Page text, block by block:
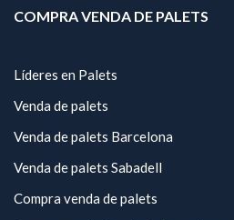
COMPRA VENDA DE PALETS
Líderes en Palets
Venda de palets
Venda de palets Barcelona
Venda de palets Sabadell
Compra venda de palets